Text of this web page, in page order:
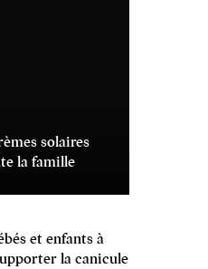
solaires
la famille
et enfants à
la canicule